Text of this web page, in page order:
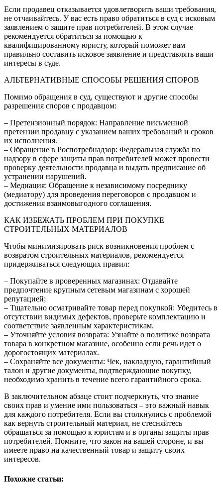
Если продавец отказывается удовлетворить ваши требования,
не отчаивайтесь. У вас есть право обратиться в суд с исковым
заявлением о защите прав потребителей. В этом случае
рекомендуется обратиться за помощью к
квалифицированному юристу, который поможет вам
правильно составить исковое заявление и представлять ваши
интересы в суде.
АЛЬТЕРНАТИВНЫЕ СПОСОБЫ РЕШЕНИЯ СПОРОВ
Помимо обращения в суд, существуют и другие способы
разрешения споров с продавцом:
– Претензионный порядок: Направление письменной
претензии продавцу с указанием ваших требований и сроков
их исполнения.
– Обращение в Роспотребнадзор: Федеральная служба по
надзору в сфере защиты прав потребителей может провести
проверку деятельности продавца и выдать предписание об
устранении нарушений.
– Медиация: Обращение к независимому посреднику
(медиатору) для проведения переговоров с продавцом и
достижения взаимовыгодного соглашения.
КАК ИЗБЕЖАТЬ ПРОБЛЕМ ПРИ ПОКУПКЕ
СТРОИТЕЛЬНЫХ МАТЕРИАЛОВ
Чтобы минимизировать риск возникновения проблем с
возвратом строительных материалов, рекомендуется
придерживаться следующих правил:
– Покупайте в проверенных магазинах: Отдавайте
предпочтение крупным сетевым магазинам с хорошей
репутацией;
– Тщательно осматривайте товар перед покупкой: Убедитесь в
отсутствии видимых дефектов, проверьте комплектацию и
соответствие заявленным характеристикам.
– Уточняйте условия возврата: Узнайте о политике возврата
товара в конкретном магазине, особенно если речь идет о
дорогостоящих материалах.
– Сохраняйте все документы: Чек, накладную, гарантийный
талон и другие документы, подтверждающие покупку,
необходимо хранить в течение всего гарантийного срока.
В заключительном абзаце стоит подчеркнуть, что знание
своих прав и умение ими пользоваться – это важный навык
для каждого потребителя. Если вы столкнулись с проблемой
как вернуть строительный материал, не стесняйтесь
обращаться за помощью к юристам и в органы защиты прав
потребителей. Помните, что закон на вашей стороне, и вы
имеете право на качественный товар и защиту своих
интересов.
Похожие статьи: